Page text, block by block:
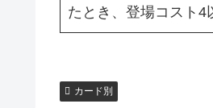
たとき、登場コスト4
カード別